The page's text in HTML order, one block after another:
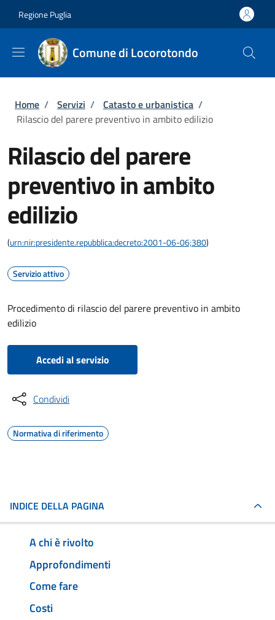
Regione Puglia
Comune di Locorotondo
Briciole di pane
Home / Servizi / Catasto e urbanistica /
Rilascio del parere preventivo in ambito edilizio
Rilascio del parere
preventivo in ambito
edilizio
(urn:nir:presidente.repubblica:decreto:2001-06-06;380)
Servizio attivo
Procedimento di rilascio del parere preventivo in ambito
edilizio
Accedi al servizio
Condividi
Normativa di riferimento
INDICE DELLA PAGINA
A chi è rivolto
Approfondimenti
Come fare
Costi